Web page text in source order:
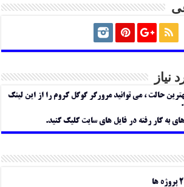
نیاز
حالت ، می توانید مرورگر گوگل کروم را از این لینک
به کار رفته در فایل های سایت کلیک کنید.